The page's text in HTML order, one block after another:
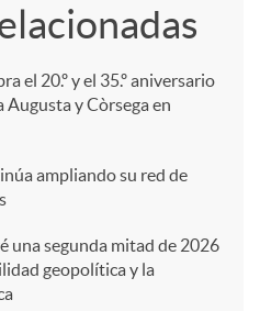
el 20.º y el 35.º aniversario
Augusta y Còrsega en
ampliando su red de
una segunda mitad de 2026
geopolítica y la